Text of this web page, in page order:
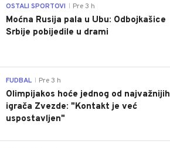
OSTALI SPORTOVI Pre 3 h
Moćna Rusija pala u Ubu: Odbojkašice
Srbije pobijedile u drami
FUDBAL Pre 3 h
Olimpijakos hoće jednog od najvažnijih
igrača Zvezde: "Kontakt je već
uspostavljen"